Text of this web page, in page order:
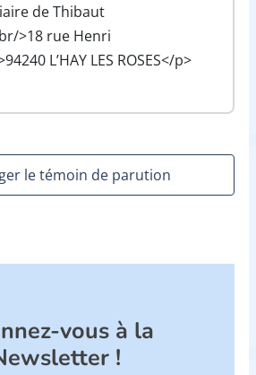
de Thibaut
>18 rue Henri
L’HAY LES ROSES</p>
le témoin de parution
vous à la
!